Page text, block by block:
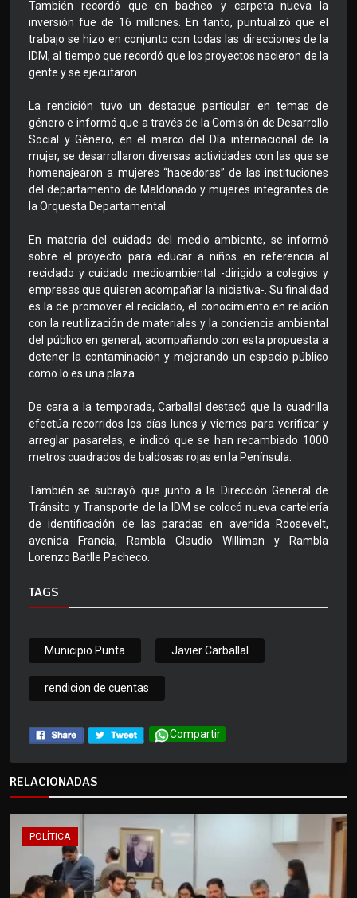
También recordó que en bacheo y carpeta nueva la
inversión fue de 16 millones. En tanto, puntualizó que el
trabajo se hizo en conjunto con todas las direcciones de la
IDM, al tiempo que recordó que los proyectos nacieron de la
gente y se ejecutaron.
La rendición tuvo un destaque particular en temas de
género e informó que a través de la Comisión de Desarrollo
Social y Género, en el marco del Día internacional de la
mujer, se desarrollaron diversas actividades con las que se
homenajearon a mujeres “hacedoras” de las instituciones
del departamento de Maldonado y mujeres integrantes de
la Orquesta Departamental.
En materia del cuidado del medio ambiente, se informó
sobre el proyecto para educar a niños en referencia al
reciclado y cuidado medioambiental -dirigido a colegios y
empresas que quieren acompañar la iniciativa-. Su finalidad
es la de promover el reciclado, el conocimiento en relación
con la reutilización de materiales y la conciencia ambiental
del público en general, acompañando con esta propuesta a
detener la contaminación y mejorando un espacio público
como lo es una plaza.
De cara a la temporada, Carballal destacó que la cuadrilla
efectúa recorridos los días lunes y viernes para verificar y
arreglar pasarelas, e indicó que se han recambiado 1000
metros cuadrados de baldosas rojas en la Península.
También se subrayó que junto a la Dirección General de
Tránsito y Transporte de la IDM se colocó nueva cartelería
de identificación de las paradas en avenida Roosevelt,
avenida Francia, Rambla Claudio Williman y Rambla
Lorenzo Batlle Pacheco.
TAGS
Municipio Punta Javier Carballal
rendicion de cuentas
Compartir
RELACIONADAS
POLÍTICA